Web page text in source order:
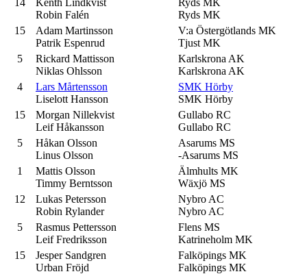
Robin Falén
Ryds MK
15
Adam Martinsson
Patrik Espenrud
V:a Östergötlands MK
Tjust MK
5
Rickard Mattisson
Niklas Ohlsson
Karlskrona AK
Karlskrona AK
4
Lars Mårtensson
Liselott Hansson
SMK Hörby
SMK Hörby
15
Morgan Nillekvist
Leif Håkansson
Gullabo RC
Gullabo RC
5
Håkan Olsson
Linus Olsson
Asarums MS
-Asarums MS
1
Mattis Olsson
Timmy Berntsson
Älmhults MK
Wäxjö MS
12
Lukas Petersson
Robin Rylander
Nybro AC
Nybro AC
5
Rasmus Pettersson
Leif Fredriksson
Flens MS
Katrineholm MK
15
Jesper Sandgren
Urban Fröjd
Falköpings MK
Falköpings MK